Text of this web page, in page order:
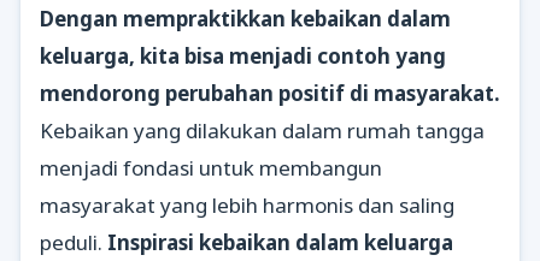
Dengan mempraktikkan kebaikan dalam
keluarga, kita bisa menjadi contoh yang
mendorong perubahan positif di masyarakat.
Kebaikan yang dilakukan dalam rumah tangga
menjadi fondasi untuk membangun
masyarakat yang lebih harmonis dan saling
peduli. Inspirasi kebaikan dalam keluarga